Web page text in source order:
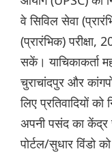
वे सिविल सेवा
(प्रारंभिक) परीक्षा,
सकें। याचिकाकर्ता
चुराचांदपुर और
लिए प्रतिवादियों
अपनी पसंद का
पोर्टल/सुधार विंडो